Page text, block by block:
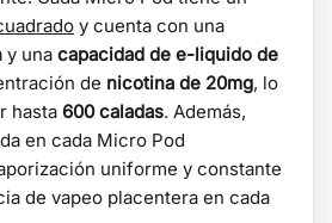
y cuenta con una
y una capacidad de e-liquido de
de nicotina de 20mg, lo
hasta 600 caladas. Además,
en cada Micro Pod
uniforme y constante
de vapeo placentera en cada